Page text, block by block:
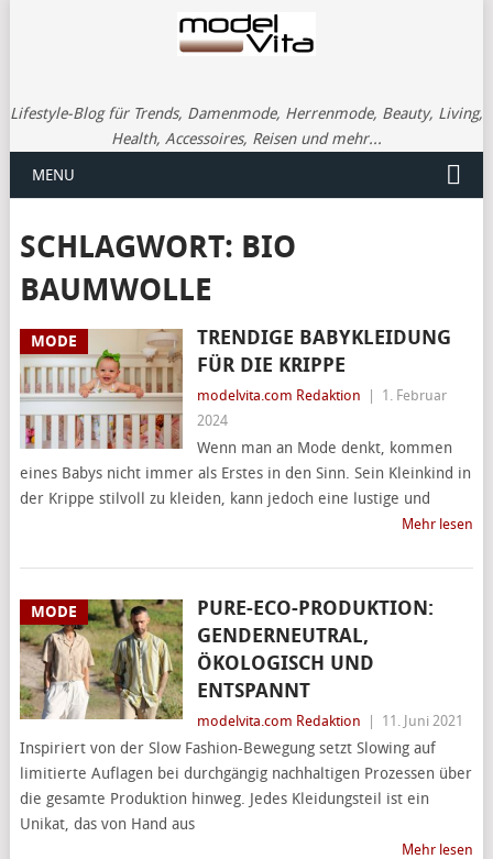
Lifestyle-Blog für Trends, Damenmode, Herrenmode, Beauty, Living,
Health, Accessoires, Reisen und mehr...
MENU
SCHLAGWORT: BIO
BAUMWOLLE
MODE
TRENDIGE BABYKLEIDUNG
FÜR DIE KRIPPE
modelvita.com Redaktion
1. Februar
2024
Wenn man an Mode denkt, kommen
eines Babys nicht immer als Erstes in den Sinn. Sein Kleinkind in
der Krippe stilvoll zu kleiden, kann jedoch eine lustige und
Mehr lesen
MODE
PURE-ECO-PRODUKTION:
GENDERNEUTRAL,
ÖKOLOGISCH UND
ENTSPANNT
modelvita.com Redaktion 11. Juni 2021
Inspiriert von der Slow Fashion-Bewegung setzt Slowing auf
limitierte Auflagen bei durchgängig nachhaltigen Prozessen über
die gesamte Produktion hinweg. Jedes Kleidungsteil ist ein
Unikat, das von Hand aus
Mehr lesen